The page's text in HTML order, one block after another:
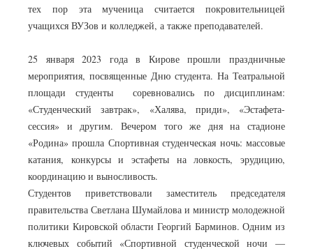
тех пор эта мученица считается покровительницей
учащихся ВУЗов и колледжей, а также преподавателей.
25 января 2023 года в Кирове прошли праздничные
мероприятия, посвященные Дню студента. На Театральной
площади студенты соревновались по дисциплинам:
«Студенческий завтрак», «Халява, приди», «Эстафета-
сессия» и другим. Вечером того же дня на стадионе
«Родина» прошла Спортивная студенческая ночь: массовые
катания, конкурсы и эстафеты на ловкость, эрудицию,
координацию и выносливость.
Студентов приветствовали заместитель председателя
правительства Светлана Шумайлова и министр молодежной
политики Кировской области Георгий Барминов. Одним из
ключевых событий «Спортивной студенческой ночи —